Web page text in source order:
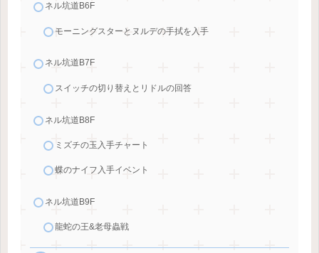
ネル坑道B6F
モーニングスターとヌルデの手拭を入手
ネル坑道B7F
スイッチの切り替えとリドルの回答
ネル坑道B8F
ミズチの玉入手チャート
蝶のナイフ入手イベント
ネル坑道B9F
龍蛇の王&老母蟲戦